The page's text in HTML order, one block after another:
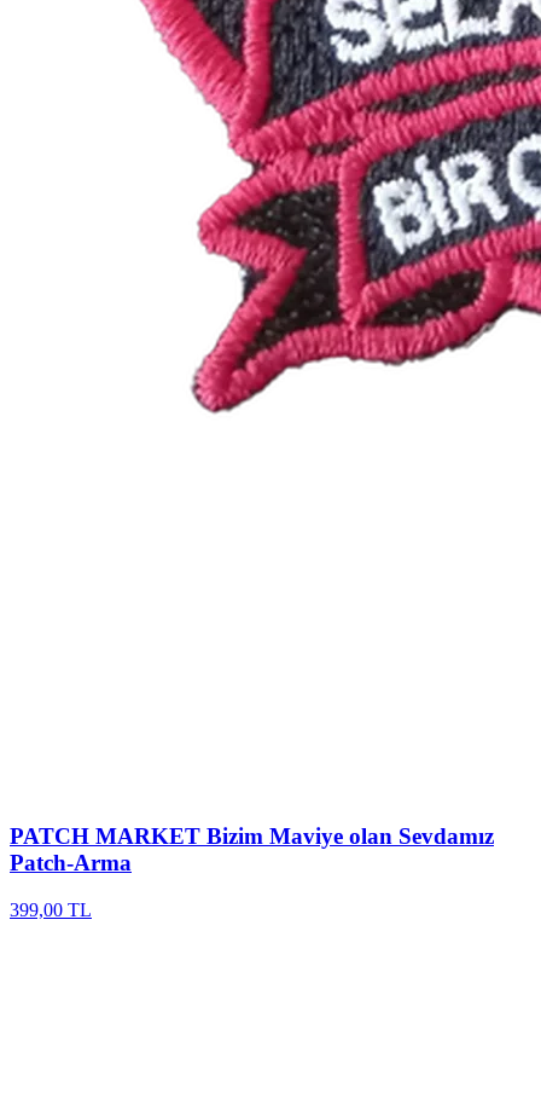
PATCH MARKET Bizim Maviye olan Sevdamız
Patch-Arma
399,00 TL